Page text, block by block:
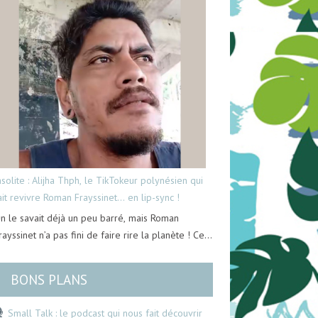
: Alijha Thph, le TikTokeur polynésien qui
revivre Roman Frayssinet… en lip-sync !
le savait déjà un peu barré, mais Roman
n’a pas fini de faire rire la planète ! Ce…
BONS PLANS
Small Talk : le podcast qui nous fait découvrir